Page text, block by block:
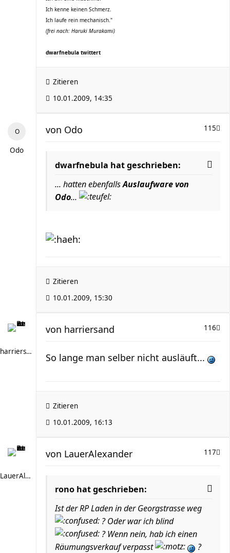
Ich kenne keinen Schmerz.
Ich laufe rein mechanisch."
(frei nach: Haruki Murakami)
dwarfnebula twittert
Zitieren
10.01.2009, 14:35
Odo
115
von Odo
dwarfnebula hat geschrieben:
... hatten ebenfallsAuslaufware von
Odo...
Zitieren
10.01.2009, 15:30
harriersand
116
von harriersand
So lange man selber nicht ausläuft...
Zitieren
10.01.2009, 16:13
LauerAlexander
117
von LauerAlexander
rono hat geschrieben:
Ist der RP Laden in der Georgstrasse weg
? Oder war ich blind
? Wenn nein, hab ich einen
Räumungsverkauf verpasst
?